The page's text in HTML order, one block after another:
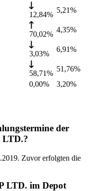
12,84%
5,21%
70,02%
4,35%
3,03%
6,91%
58,71%
51,76%
0,00% 3,20%
der
LTD.?
Zuvor erfolgten die
LTD. im Depot